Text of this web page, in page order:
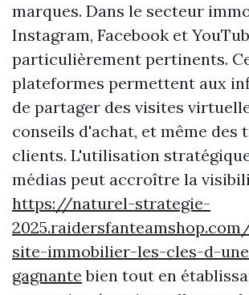
marques. Dans le secteur
Instagram, Facebook et
particulièrement pertinents.
plateformes permettent aux
de partager des visites
conseils d'achat, et même des
clients. L'utilisation
médias peut accroître la
https://naturel-strategie-
site-immobilier-les-cles-d-
gagnante bien tout en